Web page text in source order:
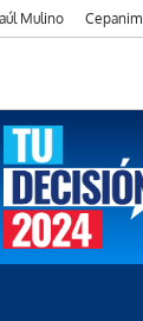
Mulino Cepanim